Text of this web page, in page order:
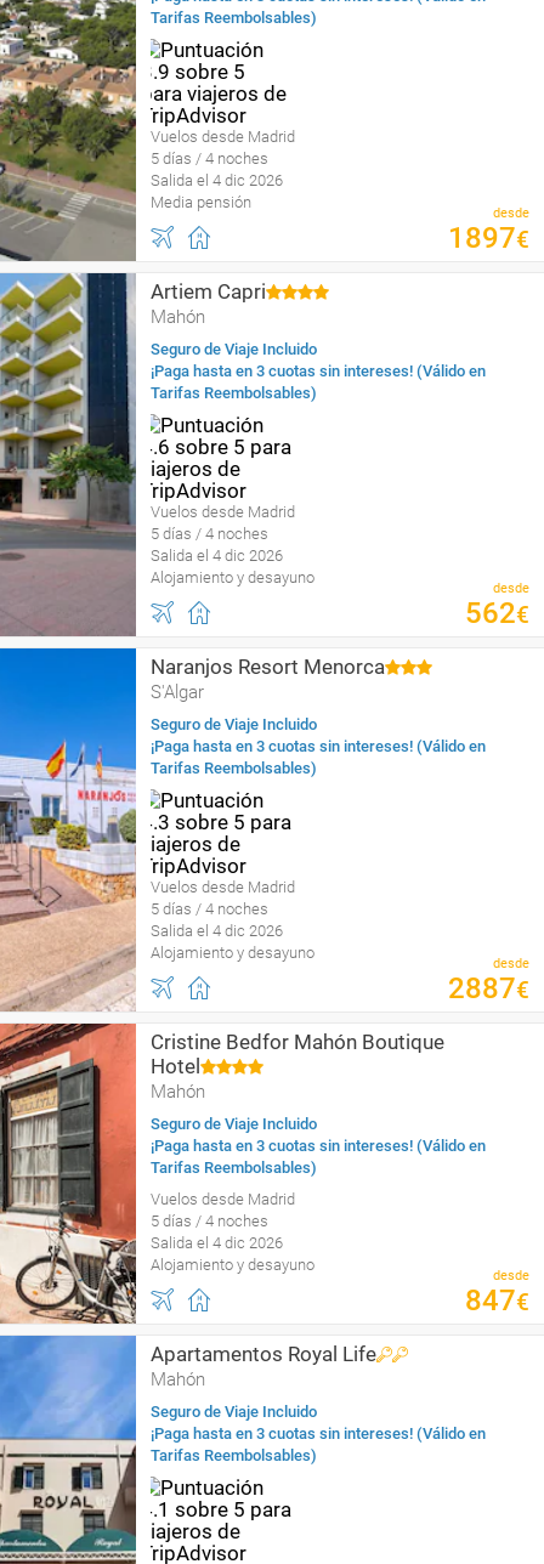
Tarifas Reembolsables)
Vuelos desde Madrid
5 días / 4 noches
Salida el 4 dic 2026
Media pensión
desde
1897€
Artiem Capri
Mahón
Seguro de Viaje Incluido
¡Paga hasta en 3 cuotas sin intereses! (Válido en
Tarifas Reembolsables)
Vuelos desde Madrid
5 días / 4 noches
Salida el 4 dic 2026
Alojamiento y desayuno
desde
562€
Naranjos Resort Menorca
S'Algar
Seguro de Viaje Incluido
¡Paga hasta en 3 cuotas sin intereses! (Válido en
Tarifas Reembolsables)
Vuelos desde Madrid
5 días / 4 noches
Salida el 4 dic 2026
Alojamiento y desayuno
desde
2887€
Cristine Bedfor Mahón Boutique
Hotel
Mahón
Seguro de Viaje Incluido
¡Paga hasta en 3 cuotas sin intereses! (Válido en
Tarifas Reembolsables)
Vuelos desde Madrid
5 días / 4 noches
Salida el 4 dic 2026
Alojamiento y desayuno
desde
847€
Apartamentos Royal Life
Mahón
Seguro de Viaje Incluido
¡Paga hasta en 3 cuotas sin intereses! (Válido en
Tarifas Reembolsables)